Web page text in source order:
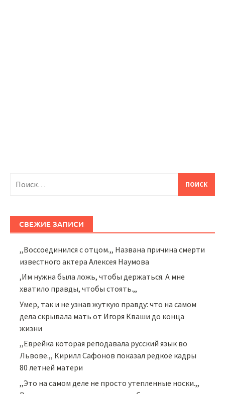
СВЕЖИЕ ЗАПИСИ
,,Воссоединился с отцом.,, Названа причина смерти
известного актера Алексея Наумова
,Им нужна была ложь, чтобы держаться. А мне
хватило правды, чтобы стоять.,,
Умер, так и не узнав жуткую правду: что на самом
дела скрывала мать от Игоря Кваши до конца
жизни
,,Еврейка которая реподавала русский язык во
Львове.,, Кирилл Сафонов показал редкое кадры
80 летней матери
,,Это на самом деле не просто утепленные носки.,,